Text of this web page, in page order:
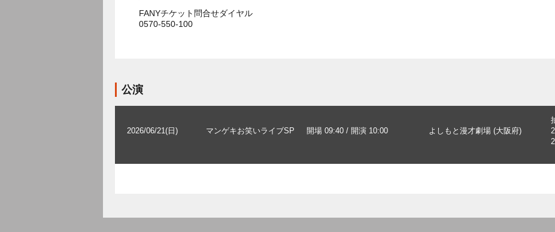
FANYチケット問合せダイヤル
0570-550-100
公演
2026/06/21(日) マンゲキお笑いライブSP 開場 09:40 / 開演 10:00 よしもと漫才劇場 (大阪府)